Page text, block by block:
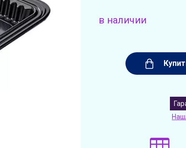
в наличии